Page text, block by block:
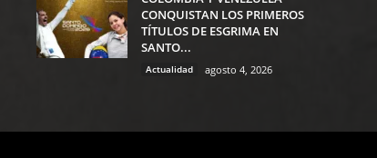
CONQUISTAN LOS PRIMEROS
TÍTULOS DE ESGRIMA EN
SANTO...
Actualidad agosto 4, 2026